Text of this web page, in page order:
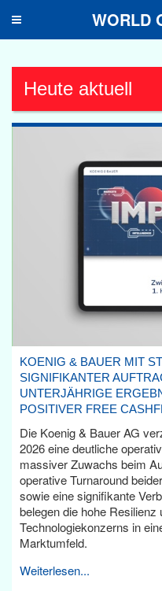
Toggle
WORLD
Heute aktuell
KOENIG & BAUER MIT
SIGNIFIKANTER
UNTERJÄHRIGE
POSITIVER FREE
Die Koenig & Bauer AG
2026 eine deutliche
massiver Zuwachs beim
operative Turnaround
sowie eine signifikante
belegen die hohe
Technologiekonzerns in
Marktumfeld.
Weiterlesen...